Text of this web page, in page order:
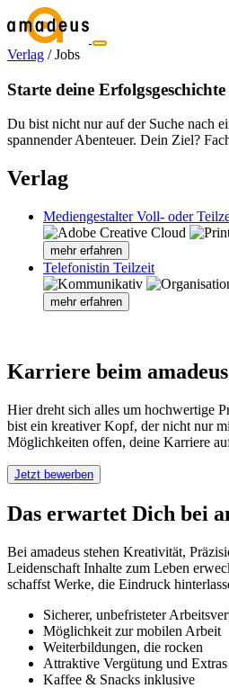
Verlag / Jobs
Starte deine
Du bist nicht nur auf der Suche nach
spannender Abenteuer. Dein Ziel?
Verlag
Mediengestalter Voll- oder
mehr erfahren
Telefonistin Teilzeit
mehr erfahren
Karriere beim
Hier dreht sich alles um hochwertige
bist ein kreativer Kopf, der nicht nur
Möglichkeiten offen, deine Karriere
Jetzt bewerben
Das erwartet Dich bei
Bei amadeus stehen Kreativität,
Leidenschaft Inhalte zum Leben
schaffst Werke, die Eindruck
Sicherer, unbefristeter
Möglichkeit zur mobilen Arbeit
Weiterbildungen, die rocken
Attraktive Vergütung und Extras
Kaffee & Snacks inklusive